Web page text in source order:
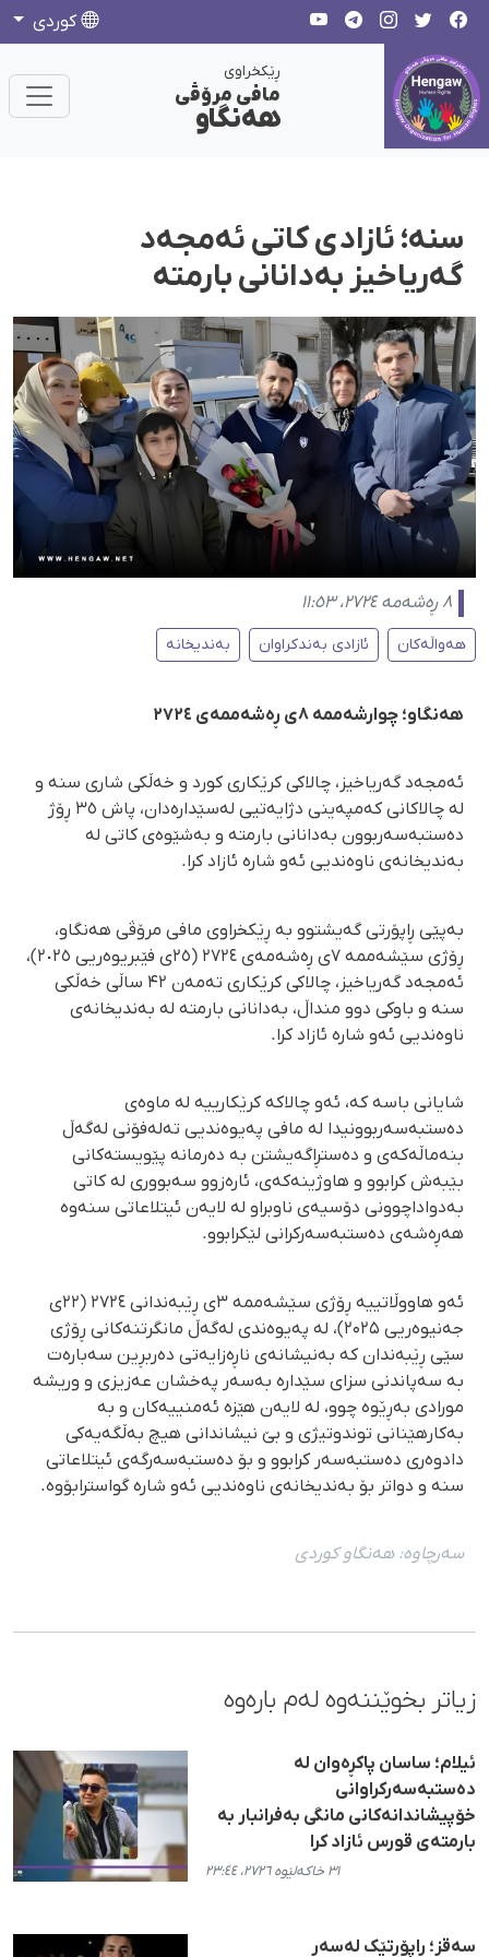
كوردی
ڕێکخراوی
مافی مرۆڤی
هەنگاو
سنە؛ ئازادی کاتی ئەمجەد
گەریاخیز بەدانانی بارمتە
٨ ڕەشەمە ٢٧٢٤، ١١:٥٣
هەواڵەکان ئازادی بەندکراوان بەندیخانە
هەنگاو؛ چوارشەممە ۸ی ڕەشەممەی ٢٧٢٤
ئەمجەد گەریاخیز، چالاکی کرێکاری کورد و خەڵکی شاری سنە و
لە چالاکانی کەمپەینی دژایەتیی لەسێدارەدان، پاش ٣٥ ڕۆژ
دەستبەسەربوون بەدانانی بارمتە و بەشێوەی کاتی لە
بەندیخانەی ناوەندیی ئەو شارە ئازاد کرا.
بەپێی ڕاپۆرتی گەیشتوو بە ڕێکخراوی مافی مرۆڤی هه‌نگاو،
ڕۆژی سێشەممە ٧ی ڕەشەمەی ٢٧٢٤ (٢٥ی فێبریوەریی ٢٠٢٥)،
ئەمجەد گەریاخیز، چالاکی کرێکاری تەمەن ۴۲ ساڵی خەڵکی
سنە و باوکی دوو منداڵ، بەدانانی بارمتە لە بەندیخانەی
ناوەندیی ئەو شارە ئازاد کرا.
شایانی باسە کە، ئەو چالاکە کرێکارییە لە ماوەی
دەستبەسەربوونیدا لە مافی پەیوەندیی تەلەفۆنی لەگەڵ
بنەماڵەکەی و دەستڕاگەیشتن بە دەرمانە پێویستەکانی
بێبەش کرابوو و هاوژینەکەی، ئارەزوو سەبووری لە کاتی
بەدواداچوونی دۆسیەی ناوبراو لە لایەن ئیتلاعاتی سنەوە
هەڕەشەی دەستبەسەرکرانی لێکرابوو.
ئەو هاووڵاتییە ڕۆژی سێشەممە ۳ی ڕێبەندانی ٢٧٢٤ (۲۲ی
جەنیوەریی ۲۰۲۵)، لە پەیوەندی لەگەڵ مانگرتنەکانی ڕۆژی
سێی ڕێبەندان کە بەنیشانەی ناڕەزایەتی دەربڕین سەبارەت
بە سەپاندنی سزای سێدارە بەسەر پەخشان عەزیزی و وریشە
مورادی بەڕێوە چوو، لە لایەن هێزە ئەمنییەکان و بە
بەکارهێنانی توندوتیژی و بێ نیشاندانی هیچ بەڵگەیەکی
دادوەری دەستبەسەر کرابوو و بۆ دەستبەسەرگەی ئیتلاعاتی
سنە و دواتر بۆ بەندیخانەی ناوەندیی ئەو شارە گواسترابۆوە.
سەرچاوە:هەنگاو كوردی
زیاتر بخوێننەوە لەم بارەوە
ئیلام؛ ساسان پاکڕەوان لە
دەستبەسەرکراوانی
خۆپیشاندانەکانی مانگی بەفرانبار بە
بارمتەی قورس ئازاد کرا
٣١ خاکەلێوە ٢٧٢٦، ٢٣:٤٤
سەقز؛ ڕاپۆرتێک لەسەر